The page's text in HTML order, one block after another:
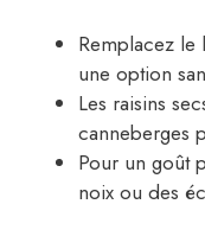
Remplacez le
une option
Les raisins
canneberges
Pour un goût
noix ou des